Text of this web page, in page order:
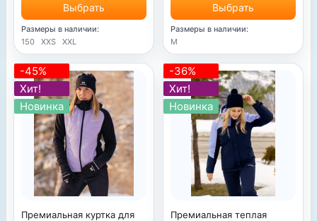
Выбрать
Размеры в наличии:
150
XXS XXL
Выбрать
Размеры в наличии:
M
-45%
Хит!
Новинка
Премиальная куртка для
-36%
Хит!
Новинка
Премиальная теплая